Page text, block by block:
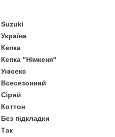
Suzuki
Україна
Кепка
Кепка "Німкеня"
Унісекс
Всесезонний
Сірий
Коттон
Без підкладки
Так